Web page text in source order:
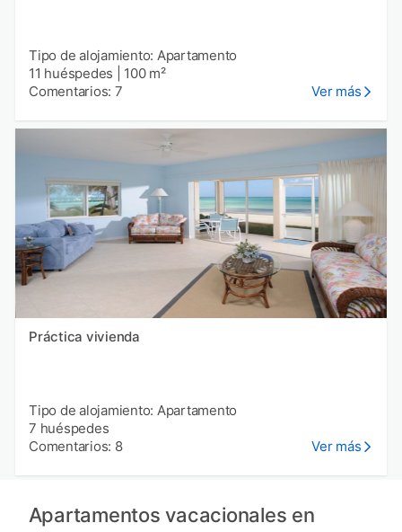
Tipo de alojamiento: Apartamento
11 huéspedes
100 m²
Comentarios: 7
Ver más
Práctica vivienda
Tipo de alojamiento: Apartamento
7 huéspedes
Comentarios: 8
Ver más
Apartamentos vacacionales en